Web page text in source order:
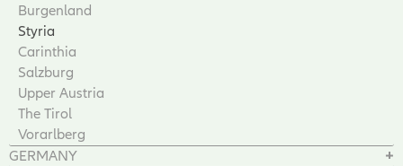
Burgenland
Styria
Carinthia
Salzburg
Upper Austria
The Tirol
Vorarlberg
GERMANY